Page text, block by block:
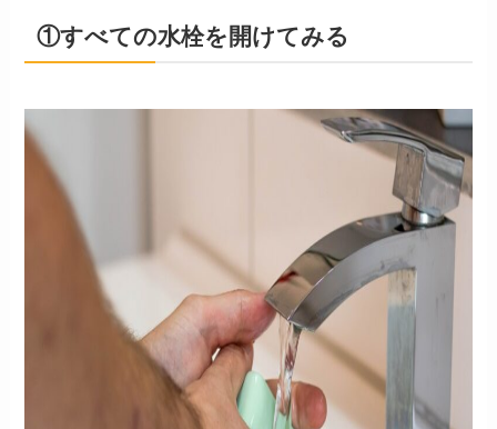
①すべての水栓を開けてみる